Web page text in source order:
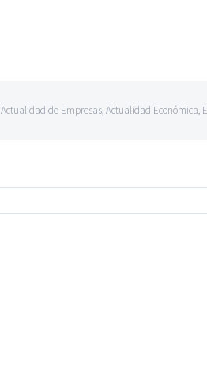
Actualidad de Empresas,Actualidad Económica,